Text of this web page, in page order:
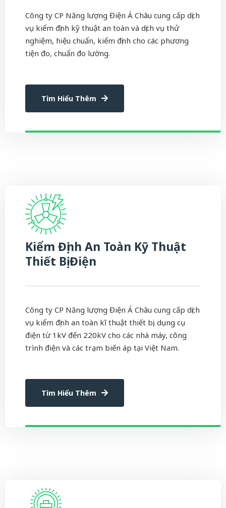
Công ty CP Năng lượng Điện Á Châu cung cấp dịch
vụ kiểm định kỹ thuật an toàn và dịch vụ thử
nghiệm, hiệu chuẩn, kiểm định cho các phương
tiện đo, chuẩn đo lường.
Tìm Hiểu Thêm
Kiểm Định An Toàn Kỹ Thuật
Thiết Bị Điện
Công ty CP Năng lượng Điện Á Châu cung cấp dịch
vụ kiểm định an toàn kĩ thuật thiết bị, dụng cụ
điện từ 1kV đến 220kV cho các nhà máy, công
trình điện và các trạm biến áp tại Việt Nam.
Tìm Hiểu Thêm